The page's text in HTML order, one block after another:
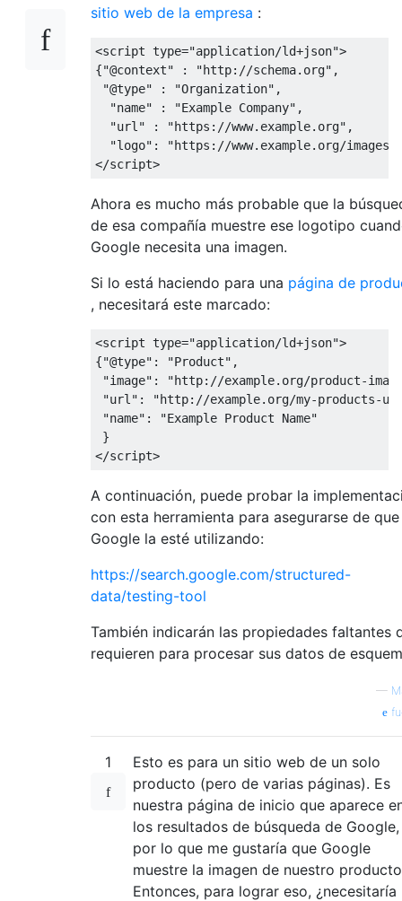
sitio web de la empresa :
<script type="application/ld+json">
{"@context" : "http://schema.org",
"@type" : "Organization",
  "name" : "Example Company",
  "url" : "https://www.example.org",
"logo": "https://www.example.org/images/
Ahora es mucho más probable que la
de esa compañía muestre ese logotipo
Google necesita una imagen.
Si lo está haciendo para una página de
, necesitará este marcado:
<script type="application/ld+json">
{"@type": "Product",
"image": "http://example.org/product-
"url": "http://example.org/my-products-
"name": "Example Product Name"
}
A continuación, puede probar la
con esta herramienta para asegurarse de que
Google la esté utilizando:
https://search.google.com/structured-
data/testing-tool
También indicarán las propiedades faltantes
requieren para procesar sus datos de
—
1
Esto es para un sitio web de un solo
producto (pero de varias páginas). Es
nuestra página de inicio que aparece
los resultados de búsqueda de Google,
por lo que me gustaría que Google
muestre la imagen de nuestro
Entonces, para lograr eso, ¿necesitaría